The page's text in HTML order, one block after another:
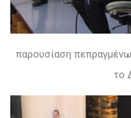
παρουσίαση
το